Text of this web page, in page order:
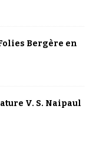
Bergère en
V. S. Naipaul